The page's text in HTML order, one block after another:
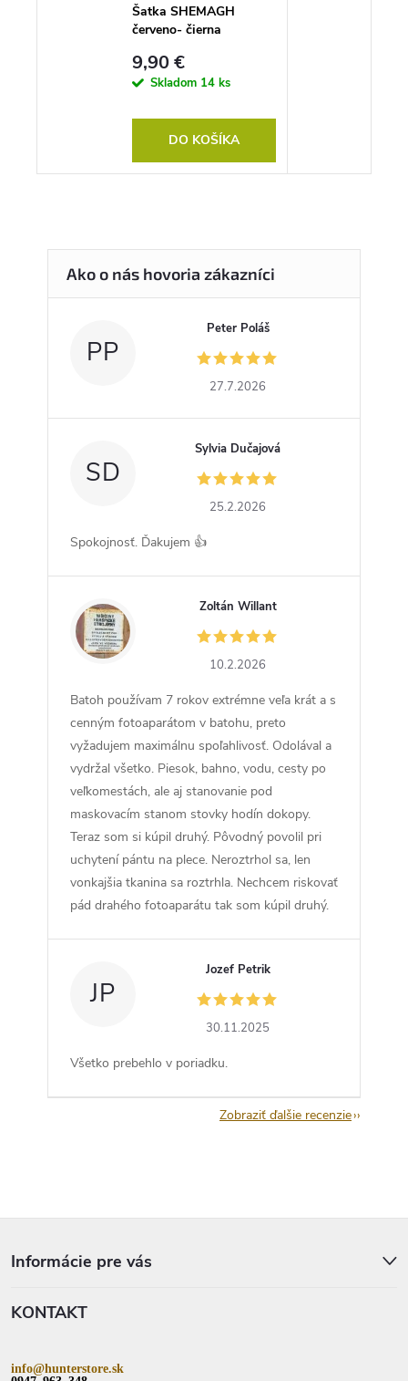
Šatka SHEMAGH
červeno- čierna
9,90 €
Skladom 14 ks
DO KOŠÍKA
PP
Peter Poláš
27.7.2026
SD
Sylvia Dučajová
25.2.2026
Spokojnosť. Ďakujem 👍
ZW
Zoltán Willant
10.2.2026
Batoh používam 7 rokov extrémne veľa krát a s
cenným fotoaparátom v batohu, preto
vyžadujem maximálnu spoľahlivosť. Odolával a
vydržal všetko. Piesok, bahno, vodu, cesty po
veľkomestách, ale aj stanovanie pod
maskovacím stanom stovky hodín dokopy.
Teraz som si kúpil druhý. Pôvodný povolil pri
uchytení pántu na plece. Neroztrhol sa, len
vonkajšia tkanina sa roztrhla. Nechcem riskovať
pád drahého fotoaparátu tak som kúpil druhý.
JP
Jozef Petrik
30.11.2025
Všetko prebehlo v poriadku.
Zobraziť ďalšie recenzie
Informácie pre vás
KONTAKT
info@hunterstore.sk